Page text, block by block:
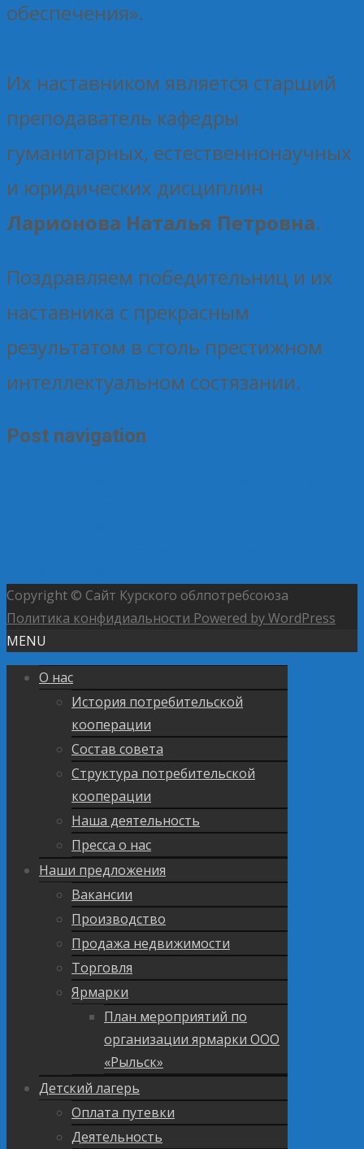
обеспечения».
Их наставником является старший
преподаватель кафедры
гуманитарных, естественнонаучных
и юридических дисциплин
Ларионова Наталья Петровна.
Поздравляем победительниц и их
наставника с прекрасным
результатом в столь престижном
интеллектуальном состязании.
Post navigation
Copyright © Сайт Курского облпотребсоюза
Политика конфидиальности Powered by WordPress
MENU
О нас
История потребительской
кооперации
Состав совета
Структура потребительской
кооперации
Наша деятельность
Пресса о нас
Наши предложения
Вакансии
Производство
Продажа недвижимости
Торговля
Ярмарки
План мероприятий по
организации ярмарки ООО
«Рыльск»
Детский лагерь
Оплата путевки
Деятельность